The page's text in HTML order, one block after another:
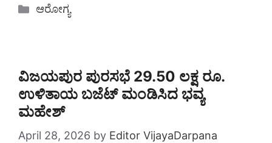
Categories
ಆರೋಗ್ಯ
ವಿಜಯಪುರ ಪುರಸಭೆ 29.50 ಲಕ್ಷ ರೂ.
ಉಳಿತಾಯ ಬಜೆಟ್ ಮಂಡಿಸಿದ ಭವ್ಯ
ಮಹೇಶ್
April 28, 2026 by Editor VijayaDarpana